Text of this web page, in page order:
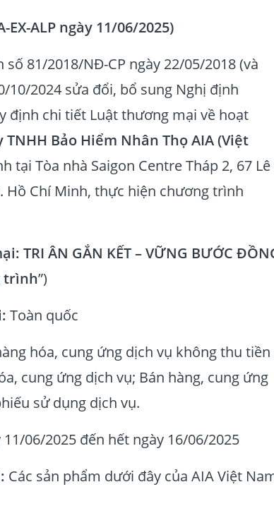
EX-ALP ngày 11/06/2025)
81/2018/NĐ-CP ngày 22/05/2018 (và
10/2024 sửa đổi, bổ sung Nghị định
định chi tiết Luật thương mại về hoạt
TNHH Bảo Hiểm Nhân Thọ AIA (Việt
tại Tòa nhà Saigon Centre Tháp 2, 67 Lê
Hồ Chí Minh, thực hiện chương trình
TRI ÂN GẮN KẾT – VỮNG BƯỚC
trình”)
Toàn quốc
hóa, cung ứng dịch vụ không thu tiền
cung ứng dịch vụ; Bán hàng, cung ứng
sử dụng dịch vụ.
11/06/2025 đến hết ngày 16/06/2025
Các sản phẩm dưới đây của AIA Việt